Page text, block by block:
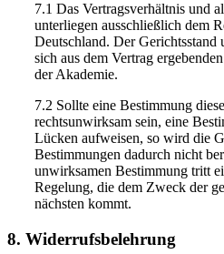
7.1 Das Vertragsverhältnis und
unterliegen ausschließlich dem
Deutschland. Der
sich aus dem Vertrag
der Akademie.
7.2 Sollte eine Bestimmung
rechtsunwirksam sein, eine
Lücken aufweisen, so wird die
Bestimmungen dadurch nicht
unwirksamen Bestimmung tritt
Regelung, die dem Zweck der
nächsten kommt.
8. Widerrufsbelehrung